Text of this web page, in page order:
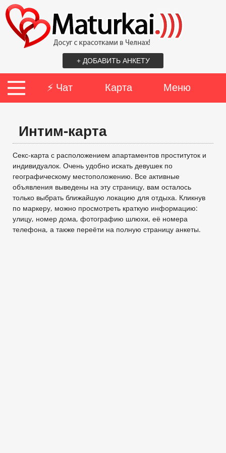
+ ДОБАВИТЬ АНКЕТУ
⚡ Чат Карта Меню
Интим-карта
Секс-карта с расположением апартаментов проституток и
индивидуалок. Очень удобно искать девушек по
географическому местоположению. Все активные
объявления выведены на эту страницу, вам осталось
только выбрать ближайшую локацию для отдыха. Кликнув
по маркеру, можно просмотреть краткую информацию:
улицу, номер дома, фотографию шлюхи, её номера
телефона, а также переёти на полную страницу анкеты.